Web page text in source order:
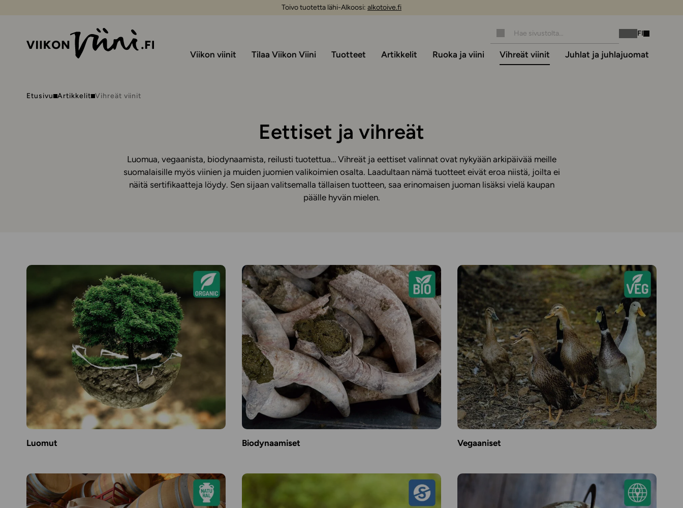
Toivo tuotetta lähi-Alkoosi: alkotoive.fi
Instagram
Facebook
FI
Viikon viinit Tilaa Viikon Viini Tuotteet Artikkelit Ruoka ja viini Vihreät viinit Juhlat ja juhlajuomat
Etusivu Artikkelit Vihreät viinit
Eettiset ja vihreät
Luomua, vegaanista, biodynaamista, reilusti tuotettua… Vihreät ja eettiset valinnat ovat nykyään arkipäivää meille
suomalaisille myös viinien ja muiden juomien valikoimien osalta. Laadultaan nämä tuotteet eivät eroa niistä, joilta ei
näitä sertifikaatteja löydy. Sen sijaan valitsemalla tällaisen tuotteen, saa erinomaisen juoman lisäksi vielä kaupan
päälle hyvän mielen.
Luomut Biodynaamiset Vegaaniset